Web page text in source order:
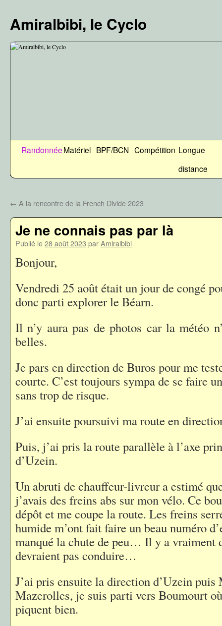
contenu
Amiralbibi, le Cyclo
RandonnéeMatériel BPF/BCN Compétition Longue
distance
← A la rencontre de la French Divide 2023
Je ne connais pas par là
Publié le28 août 2023 parAmiralbibi
Bonjour,
Vendredi 25 août était un jour de congé
donc parti explorer le Béarn.
Il n’y aura pas de photos car la météo
belles.
Je pars en direction de Buros pour me
courte. C’est toujours sympa de se faire
sans trop de risque.
J’ai ensuite poursuivi ma route en
Puis, j’ai pris la route parallèle à l’axe
d’Uzein.
Un abruti de chauffeur-livreur a estimé
j’avais des freins abs sur mon vélo. Ce
dépôt et me coupe la route. Les freins
humide m’ont fait faire un beau numéro
manqué la chute de peu… Il y a vraiment
devraient pas conduire…
J’ai pris ensuite la direction d’Uzein puis
Mazerolles, je suis parti vers Boumourt
piquent bien.